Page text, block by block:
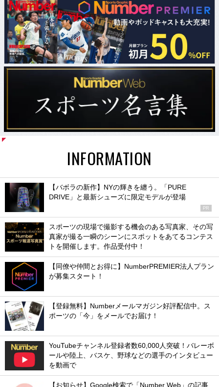
INFORMATION
【バボラの新作】NYの輝きを纏う。「PURE
DRIVE」と最新シューズに限定モデルが登場
PR
スポーツの現場で撮影する機会のある写真家、その写
真家が撮る一瞬のシーンにスポットをあてるコンテス
トを開催します。作品受付中！
【同僚や仲間とお得に】NumberPREMIER法人プラン
が募集スタート！
【登録無料】Numberメールマガジン好評配信中。ス
ポーツの「今」をメールでお届け！
YouTubeチャンネル登録者数60,000人突破！バレーボ
ールや陸上、バスケ、野球などの選手のインタビュー
を動画で
【お知らせ】Google検索で「Number Web」の記事